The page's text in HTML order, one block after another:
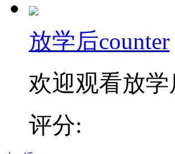
放学后counter
欢迎观看放学
评分: